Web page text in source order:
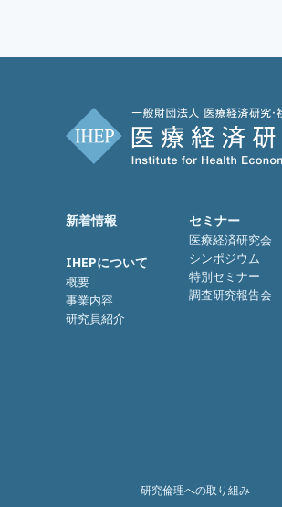
新着情報
IHEPについて
概要
事業内容
研究員紹介
セミナー
医療経済研究会
シンポジウム
特別セミナー
調査研究報告会
研究倫理への取り組み